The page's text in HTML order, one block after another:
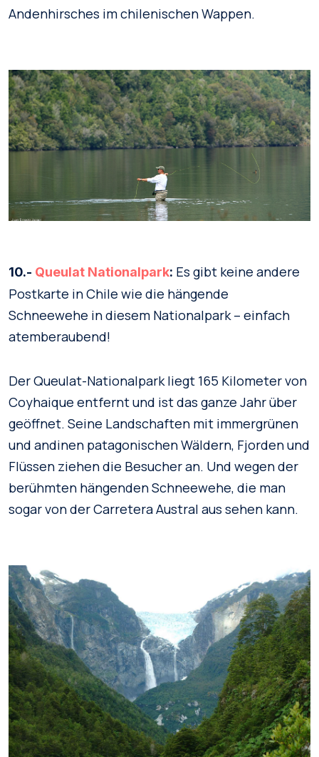
Andenhirsches im chilenischen Wappen.
10.- Queulat Nationalpark: Es gibt keine andere
Postkarte in Chile wie die hängende
Schneewehe in diesem Nationalpark – einfach
atemberaubend!
Der Queulat-Nationalpark liegt 165 Kilometer von
Coyhaique entfernt und ist das ganze Jahr über
geöffnet. Seine Landschaften mit immergrünen
und andinen patagonischen Wäldern, Fjorden und
Flüssen ziehen die Besucher an. Und wegen der
berühmten hängenden Schneewehe, die man
sogar von der Carretera Austral aus sehen kann.